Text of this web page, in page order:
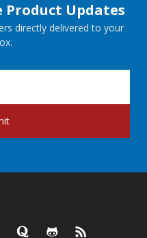
Product Updates
directly delivered to your